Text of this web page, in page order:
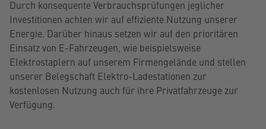
Durch konsequente Verbrauchsprüfungen jeglicher
Investitionen achten wir auf effiziente Nutzung unserer
Energie. Darüber hinaus setzen wir auf den prioritären
Einsatz von E-Fahrzeugen, wie beispielsweise
Elektrostaplern auf unserem Firmengelände und stellen
unserer Belegschaft Elektro-Ladestationen zur
kostenlosen Nutzung auch für ihre Privatfahrzeuge zur
Verfügung.